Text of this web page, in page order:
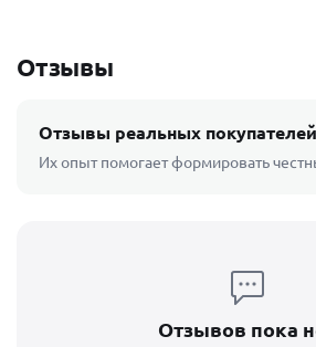
Отзывы
Отзывы реальных покупателей
Их опыт помогает формировать
Отзывов пока